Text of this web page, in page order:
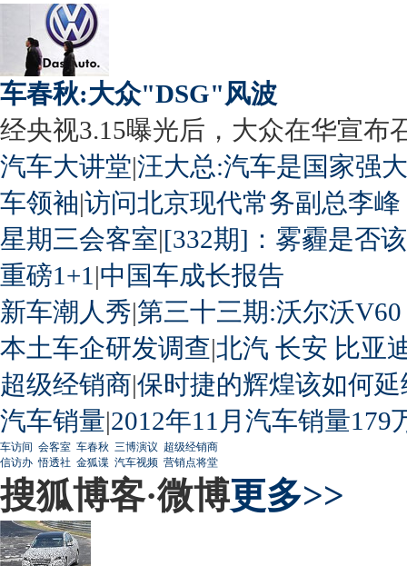
车春秋:大众"DSG"风波
经央视3.15曝光后，大众在华宣布
汽车大讲堂|汪大总:汽车是国家强
车领袖|访问北京现代常务副总李峰
星期三会客室|[332期]：雾霾是否
重磅1+1 |中国车成长报告
新车潮人秀|第三十三期:沃尔沃
本土车企研发调查|北汽 长安 比亚
超级经销商|保时捷的辉煌该如何延
汽车销量|2012年11月汽车销量179
车访间 会客室 车春秋 三博演议 超级经销商
信访办 悟透社 金狐谍 汽车视频 营销点将堂
搜狐博客·微博更多>>